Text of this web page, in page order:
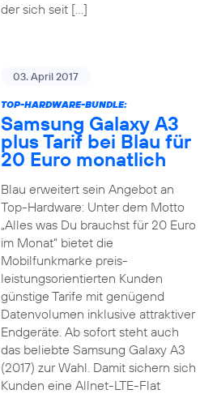
der sich seit […]
03. April 2017
TOP-HARDWARE-BUNDLE:
Samsung Galaxy A3
plus Tarif bei Blau für
20 Euro monatlich
Blau erweitert sein Angebot an
Top-Hardware: Unter dem Motto
„Alles was Du brauchst für 20 Euro
im Monat“ bietet die
Mobilfunkmarke preis-
leistungsorientierten Kunden
günstige Tarife mit genügend
Datenvolumen inklusive attraktiver
Endgeräte. Ab sofort steht auch
das beliebte Samsung Galaxy A3
(2017) zur Wahl. Damit sichern sich
Kunden eine Allnet-LTE-Flat